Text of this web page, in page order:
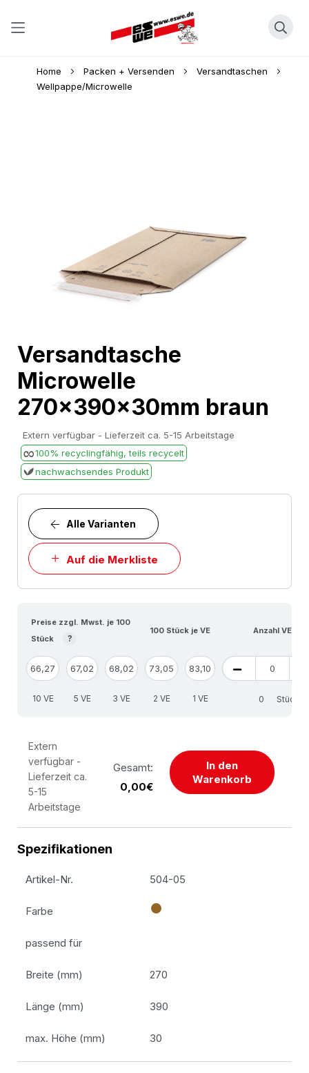
Home Packen + Versenden
Versandtaschen
Wellpappe/Microwelle
to
the
beginning
of
the
images
gallery
Versandtasche
Microwelle
270x390x30mm braun
Extern verfügbar - Lieferzeit ca. 5-15 Arbeitstage
100% recyclingfähig, teils recycelt
nachwachsendes Produkt
Auf die Merkliste
Alle Varianten
Preise zzgl. Mwst. je 100
Stück
?
100 Stück je VE Anzahl VE
66,27 67,02 68,02 73,05 83,10
10 VE 5 VE 3 VE 2 VE 1 VE Stück
Extern
verfügbar -
Lieferzeit ca.
5-15
Arbeitstage
Gesamt:
0,00€
In den
Warenkorb
Spezifikationen
Artikel-Nr. 504-05
Farbe
passend für
Breite (mm) 270
Länge (mm) 390
max. Höhe (mm) 30